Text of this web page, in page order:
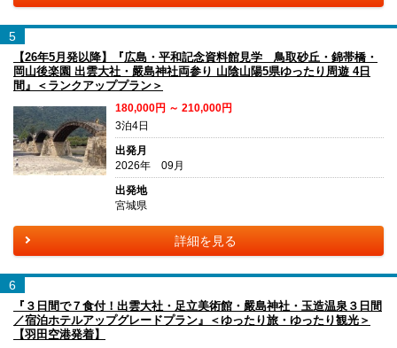
5
【26年5月発以降】『広島・平和記念資料館見学 鳥取砂丘・錦帯橋・
岡山後楽園 出雲大社・嚴島神社両参り 山陰山陽5県ゆったり周遊 4日
間』＜ランクアッププラン＞
180,000円 ～ 210,000円
3泊4日
出発月
2026年 09月
出発地
宮城県
詳細を見る
6
『３日間で７食付！出雲大社・足立美術館・嚴島神社・玉造温泉３日間
／宿泊ホテルアップグレードプラン』＜ゆったり旅・ゆったり観光＞
【羽田空港発着】